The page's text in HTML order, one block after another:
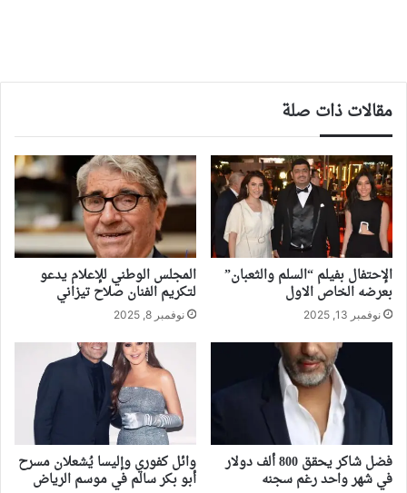
مقالات ذات صلة
الإحتفال بفيلم “السلم والثعبان”
بعرضه الخاص الاول
نوفمبر 13, 2025
المجلس الوطني للإعلام يدعو
لتكريم الفنان صلاح تيزاني
نوفمبر 8, 2025
فضل شاكر يحقق 800 ألف دولار
في شهر واحد رغم سجنه
وائل كفوري وإليسا يُشعلان مسرح
أبو بكر سالم في موسم الرياض